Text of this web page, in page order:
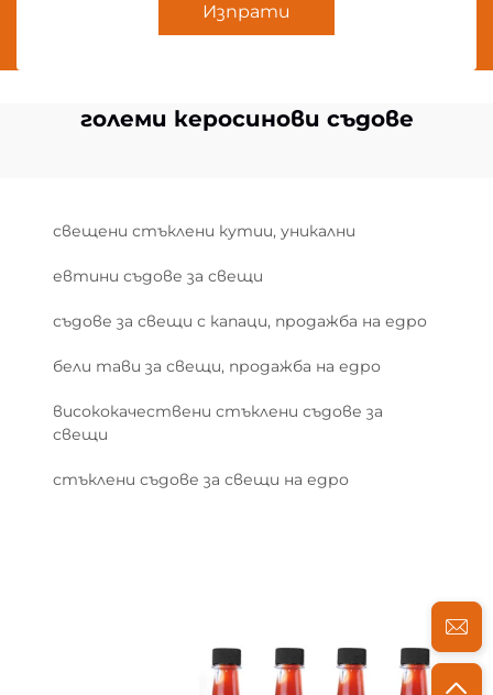
Изпрати
големи керосинови съдове
свещени стъклени кутии, уникални
евтини съдове за свещи
съдове за свещи с капаци, продажба на едро
бели тави за свещи, продажба на едро
висококачествени стъклени съдове за
свещи
стъклени съдове за свещи на едро